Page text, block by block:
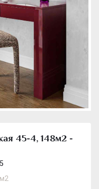
45-4, 148м2 -